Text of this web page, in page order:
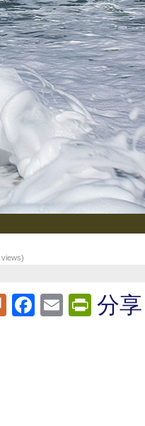
views)
PlurkFacebook
Email分享